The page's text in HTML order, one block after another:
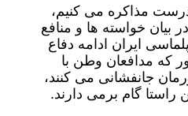
مذاکره می کنیم،
بیان خواسته ها و منافع
ایران ادامه دفاع
که مدافعان وطن با
جانفشانی می کنند،
راستا گام برمی دارند.